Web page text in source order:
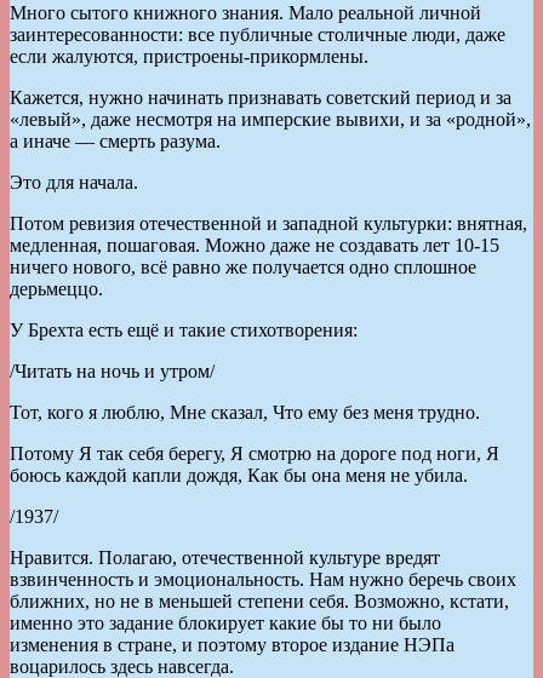
Много сытого книжного знания. Мало реальной личной
заинтересованности: все публичные столичные люди, даже
если жалуются, пристроены-прикормлены.
Кажется, нужно начинать признавать советский период и за
«левый», даже несмотря на имперские вывихи, и за «родной»,
а иначе — смерть разума.
Это для начала.
Потом ревизия отечественной и западной культурки: внятная,
медленная, пошаговая. Можно даже не создавать лет 10-15
ничего нового, всё равно же получается одно сплошное
дерьмеццо.
У Брехта есть ещё и такие стихотворения:
/Читать на ночь и утром/
Тот, кого я люблю, Мне сказал, Что ему без меня трудно.
Потому Я так себя берегу, Я смотрю на дороге под ноги, Я
боюсь каждой капли дождя, Как бы она меня не убила.
/1937/
Нравится. Полагаю, отечественной культуре вредят
взвинченность и эмоциональность. Нам нужно беречь своих
ближних, но не в меньшей степени себя. Возможно, кстати,
именно это задание блокирует какие бы то ни было
изменения в стране, и поэтому второе издание НЭПа
воцарилось здесь навсегда.